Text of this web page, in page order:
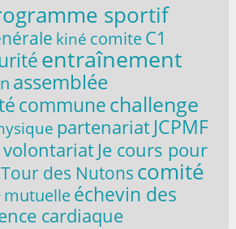
sportif
kiné comiteC1
entraînement
assemblée
communechallenge
partenariat JCPMF
volontariat Je cours pour
Tour des Nutons comité
mutuelleéchevin des
cardiaque